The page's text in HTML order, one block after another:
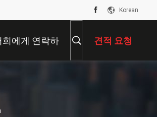
Korean
희에게 연락하 견적 요청